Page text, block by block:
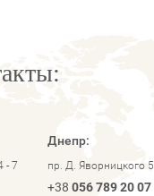
- 7
Днепр:
пр. Д. Яворницкого 5
+38 056 789 20 07